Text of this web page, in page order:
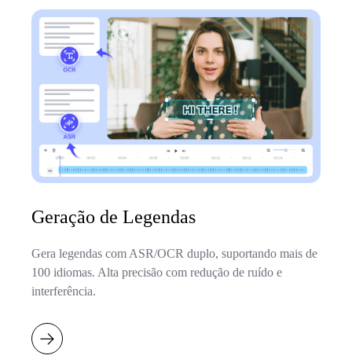
Geração de Legendas
Gera legendas com ASR/OCR duplo, suportando mais de
100 idiomas. Alta precisão com redução de ruído e
interferência.